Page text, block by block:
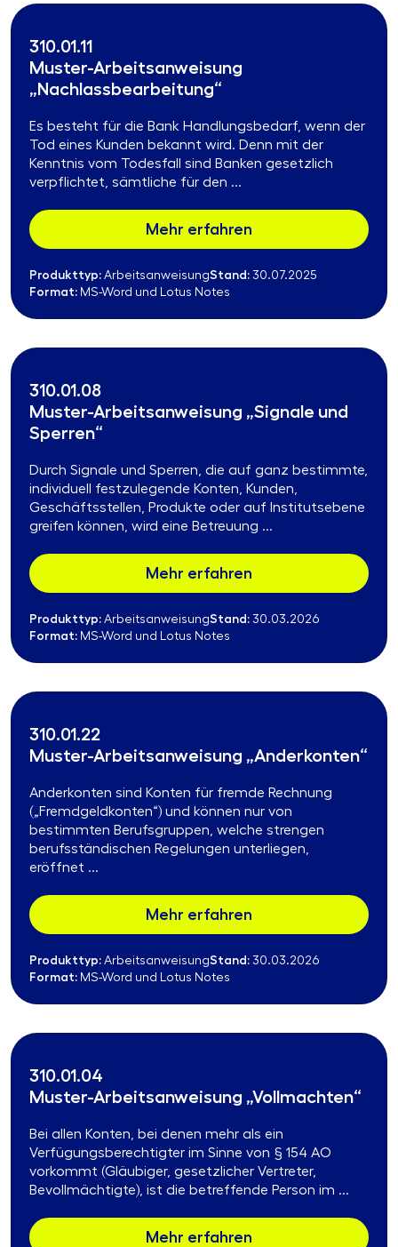
310.01.11
Muster-Arbeitsanweisung
„Nachlassbearbeitung“
Es besteht für die Bank Handlungsbedarf, wenn der
Tod eines Kunden bekannt wird. Denn mit der
Kenntnis vom Todesfall sind Banken gesetzlich
verpflichtet, sämtliche für den ...
Mehr erfahren
Produkttyp: ArbeitsanweisungStand: 30.07.2025
Format: MS-Word und Lotus Notes
310.01.08
Muster-Arbeitsanweisung „Signale und
Sperren“
Durch Signale und Sperren, die auf ganz bestimmte,
individuell festzulegende Konten, Kunden,
Geschäftsstellen, Produkte oder auf Institutsebene
greifen können, wird eine Betreuung ...
Mehr erfahren
Produkttyp: ArbeitsanweisungStand: 30.03.2026
Format: MS-Word und Lotus Notes
310.01.22
Muster-Arbeitsanweisung „Anderkonten“
Anderkonten sind Konten für fremde Rechnung
(„Fremdgeldkonten“) und können nur von
bestimmten Berufsgruppen, welche strengen
berufsständischen Regelungen unterliegen,
eröffnet ...
Mehr erfahren
Produkttyp: ArbeitsanweisungStand: 30.03.2026
Format: MS-Word und Lotus Notes
310.01.04
Muster-Arbeitsanweisung „Vollmachten“
Bei allen Konten, bei denen mehr als ein
Verfügungsberechtigter im Sinne von § 154 AO
vorkommt (Gläubiger, gesetzlicher Vertreter,
Bevollmächtigte), ist die betreffende Person im ...
Mehr erfahren